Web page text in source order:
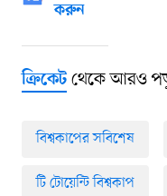
করুন
ক্রিকেটথেকে আরও
বিশ্বকাপের সবিশেষ
টি টোয়েন্টি বিশ্বকাপ